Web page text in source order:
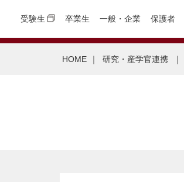
受験生 卒業生 一般・企業 保護者
HOME ｜ 研究・産学官連携 ｜